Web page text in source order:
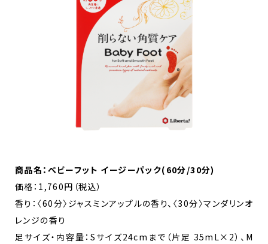
商品名：べビーフット イージーパック(60分/30分)
価格：1,760円（税込）
香り：〈60分〉ジャスミンアップルの香り、〈30分〉マンダリンオ
レンジの香り
足サイズ・内容量：Sサイズ24cmまで（片足 35mL×2）、M